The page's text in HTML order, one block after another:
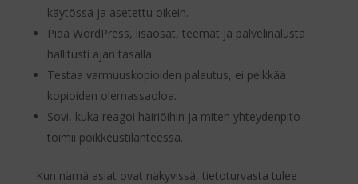
käytössä ja asetettu oikein.
Pidä WordPress, lisäosat, teemat ja palvelinalusta
hallitusti ajan tasalla.
Testaa varmuuskopioiden palautus, ei pelkkää
kopioiden olemassaoloa.
Sovi, kuka reagoi häiriöihin ja miten yhteydenpito
toimii poikkeustilanteessa.
Kun nämä asiat ovat näkyvissä, tietoturvasta tulee